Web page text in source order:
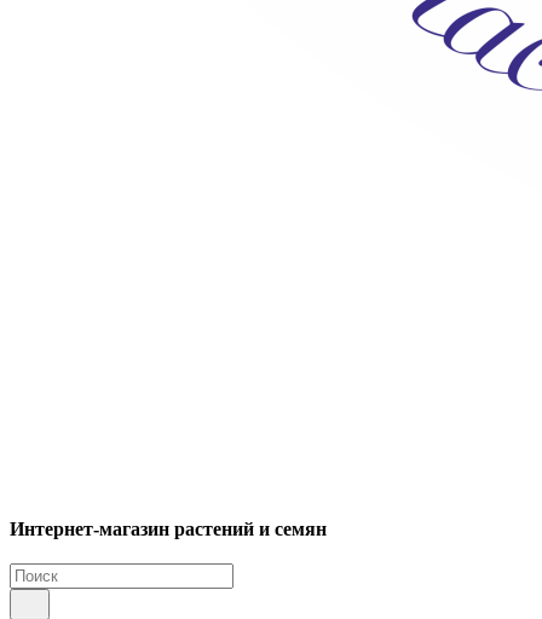
Интернет-магазин растений и семян